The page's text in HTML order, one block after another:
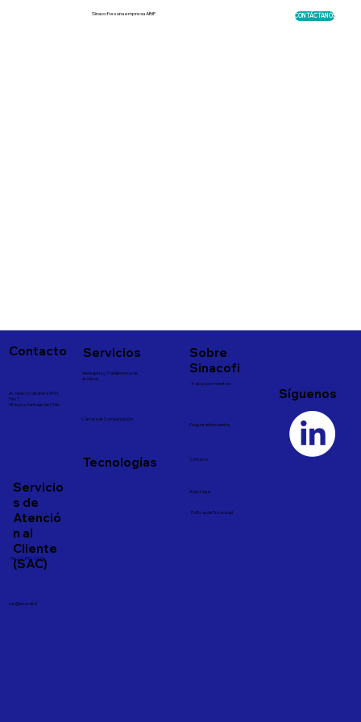
CONTÁCTANOS
Sinacofi es una empresa ABIF
Contacto
+56 22 892 25 00
Servicio
s de
Atenció
n al
Cliente
(SAC)
sac@sinacofi.cl
Av. Nueva Costanera 4091,
Piso 3
Vitacura, Santiago de Chile
Mensajería y Transferencia de
Archivos
Servicios
Cámara de Compensación
Tecnologías
Preguntas frecuentes
Trabaja con nosotros
Sobre
Sinacofi
Contacto
Aviso Legal
Políticas de Privacidad
Síguenos